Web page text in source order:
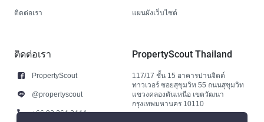
ติดต่อเรา แผนผังเว็บไซต์
ติดต่อเรา
PropertyScout
@propertyscout
+66 92 264 3444
PropertyScout Thailand
117/17 ชั้น 15 อาคารปานจิตต์
ทาวเวอร์ ซอยสุขุมวิท 55 ถนนสุขุมวิท
แขวงคลองตันเหนือ เขตวัฒนา
กรุงเทพมหานคร 10110